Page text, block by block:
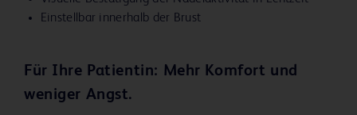
Einstellbar innerhalb der Brust
Für Ihre Patientin: Mehr Komfort und
weniger Angst.